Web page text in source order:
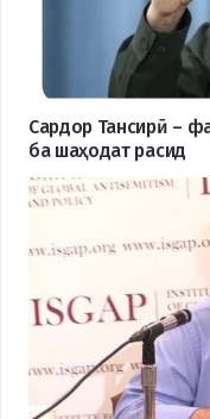
Сардор Тансирӣ –
ба шаҳодат расид